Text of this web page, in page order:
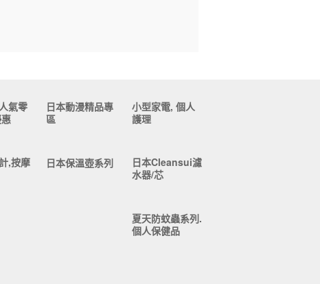
氣零
日本動漫精品專
區
小型家電, 個人
護理
,按摩
日本保溫壺系列
日本Cleansui濾
水器/芯
夏天防蚊蟲系列.
個人保健品